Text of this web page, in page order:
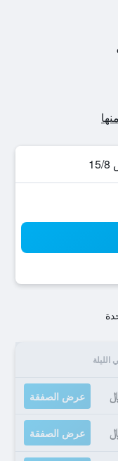
الليلة
عرض الصفقة
عرض الصفقة